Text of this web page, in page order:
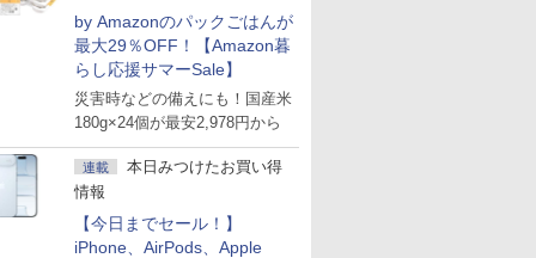
by Amazonのパックごはんが
最大29％OFF！【Amazon暮
らし応援サマーSale】
災害時などの備えにも！国産米
180g×24個が最安2,978円から
連載
本日みつけたお買い得
情報
【今日までセール！】
iPhone、AirPods、Apple